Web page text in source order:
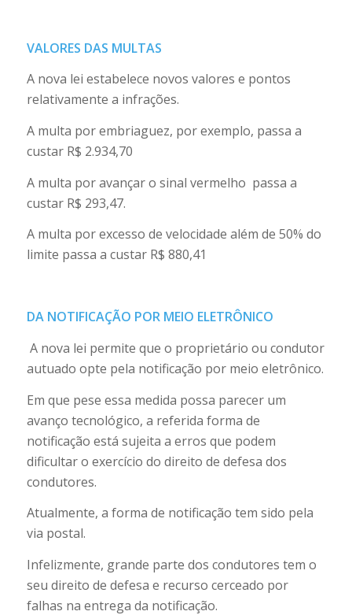
VALORES DAS MULTAS
A nova lei estabelece novos valores e pontos
relativamente a infrações.
A multa por embriaguez, por exemplo, passa a
custar R$ 2.934,70
A multa por avançar o sinal vermelho passa a
custar R$ 293,47.
A multa por excesso de velocidade além de 50% do
limite passa a custar R$ 880,41
DA NOTIFICAÇÃO POR MEIO ELETRÔNICO
A nova lei permite que o proprietário ou condutor
autuado opte pela notificação por meio eletrônico.
Em que pese essa medida possa parecer um
avanço tecnológico, a referida forma de
notificação está sujeita a erros que podem
dificultar o exercício do direito de defesa dos
condutores.
Atualmente, a forma de notificação tem sido pela
via postal.
Infelizmente, grande parte dos condutores tem o
seu direito de defesa e recurso cerceado por
falhas na entrega da notificação.